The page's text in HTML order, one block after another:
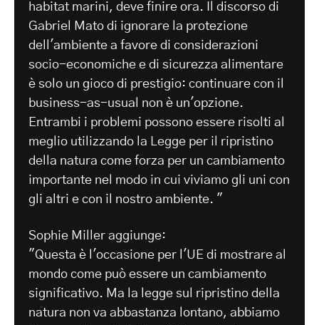
habitat marini, deve finire ora. Il discorso di
Gabriel Mato di ignorare la protezione
dell'ambiente a favore di considerazioni
socio-economiche e di sicurezza alimentare
è solo un gioco di prestigio: continuare con il
business-as-usual non è un'opzione.
Entrambi i problemi possono essere risolti al
meglio utilizzando la Legge per il ripristino
della natura come forza per un cambiamento
importante nel modo in cui viviamo gli uni con
gli altri e con il nostro ambiente. "
Sophie Miller aggiunge:
"Questa è l'occasione per l'UE di mostrare al
mondo come può essere un cambiamento
significativo. Ma la legge sul ripristino della
natura non va abbastanza lontano, abbiamo